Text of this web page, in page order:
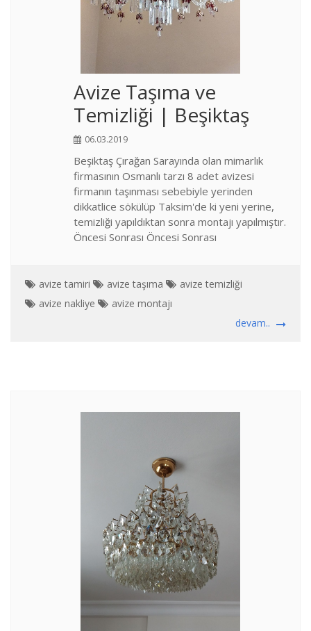
Avize Taşıma ve
Temizliği | Beşiktaş
06.03.2019
Beşiktaş Çırağan Sarayında olan mimarlık
firmasının Osmanlı tarzı 8 adet avizesi
firmanın taşınması sebebiyle yerinden
dikkatlice sökülüp Taksim'de ki yeni yerine,
temizliği yapıldıktan sonra montajı yapılmıştır.
Öncesi Sonrası Öncesi Sonrası
avize tamiri avize taşıma
avize temizliği
avize nakliye
avize montajı
devam..